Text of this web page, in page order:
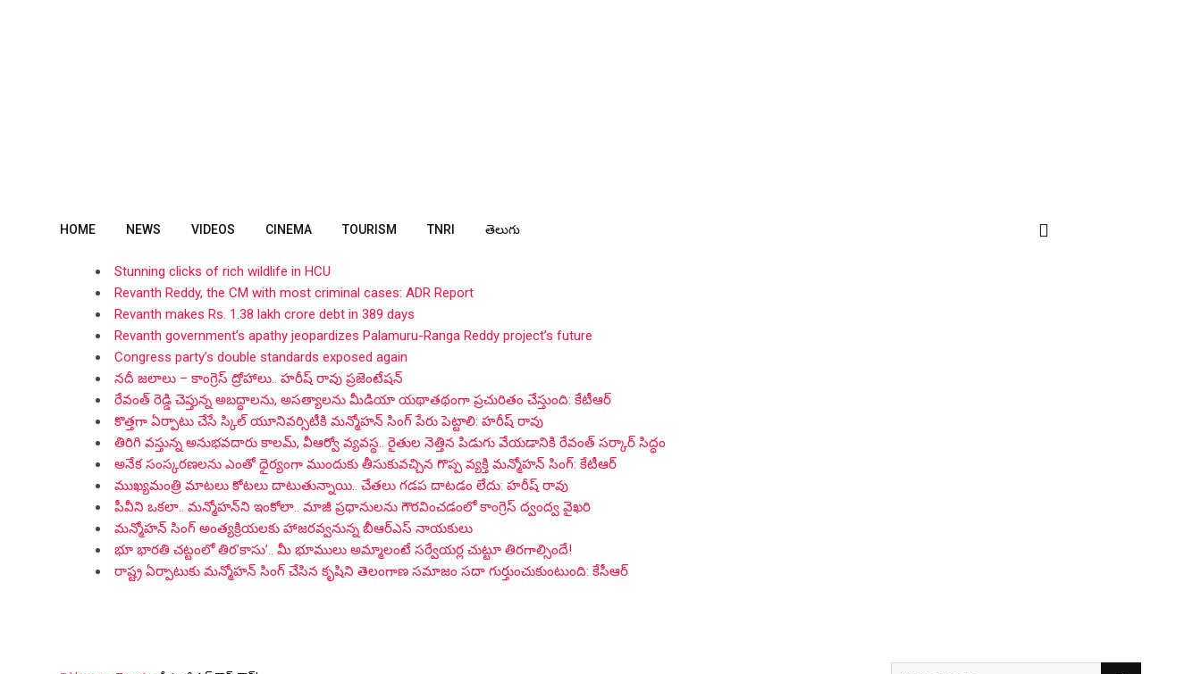
HOME NEWS VIDEOS CINEMA TOURISM TNRI తెలుగు
Stunning clicks of rich wildlife in HCU
Revanth Reddy, the CM with most criminal cases: ADR Report
Revanth makes Rs. 1.38 lakh crore debt in 389 days
Revanth government’s apathy jeopardizes Palamuru-Ranga Reddy project’s future
Congress party’s double standards exposed again
నదీ జలాలు – కాంగ్రెస్ ద్రోహాలు.. హరీష్ రావు ప్రజెంటేషన్
రేవంత్ రెడ్డి చెప్తున్న అబద్ధాలను, అసత్యాలను మీడియా యథాతథంగా ప్రచురితం చేస్తుంది: కేటీఆర్
కొత్తగా ఏర్పాటు చేసే స్కిల్ యూనివర్సిటీకి మన్మోహన్ సింగ్ పేరు పెట్టాలి: హరీష్ రావు
తిరిగి వస్తున్న అనుభవదారు కాలమ్‌, వీఆర్వో వ్యవస్థ.. రైతుల నెత్తిన పిడుగు వేయడానికి రేవంత్ సర్కార్ సిద్ధం
అనేక సంస్కరణలను ఎంతో ధైర్యంగా ముందుకు తీసుకువచ్చిన గొప్ప వ్యక్తి మన్మోహన్ సింగ్: కేటీఆర్
ముఖ్యమంత్రి మాటలు కోటలు దాటుతున్నాయి.. చేతలు గడప దాటడం లేదు: హరీష్ రావు
పీవీని ఒకలా.. మన్మోహన్‌ని ఇంకోలా.. మాజీ ప్రధానులను గౌరవించడంలో కాంగ్రెస్ ద్వంద్వ వైఖరి
మన్మోహన్ సింగ్ అంత్యక్రియలకు హాజరవ్వనున్న బీఆర్ఎస్ నాయకులు
భూ భారతి చట్టంలో తిర’కాసు’.. మీ భూములు అమ్మాలంటే సర్వేయర్ల చుట్టూ తిరగాల్సిందే!
రాష్ట్ర ఏర్పాటుకు మన్మోహన్ సింగ్ చేసిన కృషిని తెలంగాణ సమాజం సదా గుర్తుంచుకుంటుంది: కేసీఆర్